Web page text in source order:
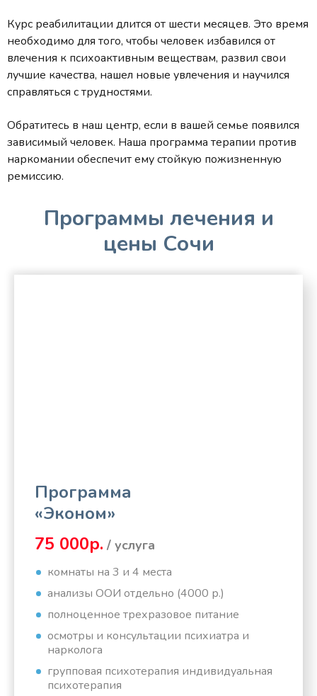
Курс реабилитации длится от шести месяцев. Это время
необходимо для того, чтобы человек избавился от
влечения к психоактивным веществам, развил свои
лучшие качества, нашел новые увлечения и научился
справляться с трудностями.
Обратитесь в наш центр, если в вашей семье появился
зависимый человек. Наша программа терапии против
наркомании обеспечит ему стойкую пожизненную
ремиссию.
Программы лечения и
цены Сочи
Программа
«Эконом»
75 000р. / услуга
комнаты на 3 и 4 места
анализы ООИ отдельно (4000 р.)
полноценное трехразовое питание
осмотры и консультации психиатра и
нарколога
групповая психотерапия индивидуальная
психотерапия